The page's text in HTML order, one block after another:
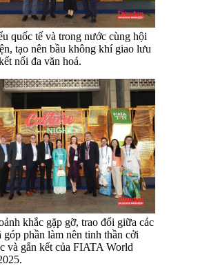
quốc tế và trong nước cùng hội
tạo nên bầu không khí giao lưu
nối đa văn hoá.
khắc gặp gỡ, trao đổi giữa các
góp phần làm nên tinh thần cởi
và gắn kết của FIATA World